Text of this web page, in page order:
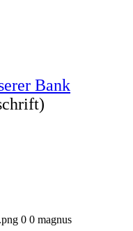
Bank
0 0 magnus